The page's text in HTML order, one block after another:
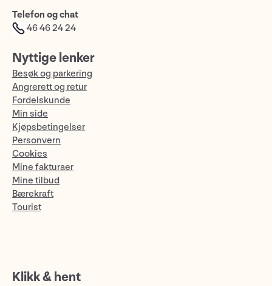
Telefon og chat
46 46 24 24
Nyttige lenker
Besøk og parkering
Angrerett og retur
Fordelskunde
Min side
Kjøpsbetingelser
Personvern
Cookies
Mine fakturaer
Mine tilbud
Bærekraft
Tourist
Klikk & hent